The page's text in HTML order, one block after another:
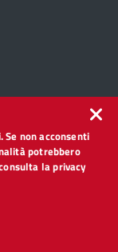
non acconsenti
potrebbero
la privacy